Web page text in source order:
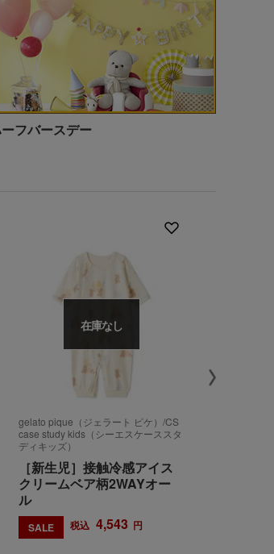
フバースデー
在庫なし
gelato pique（ジェラート ピケ）/CS
case study kids（シーエスケーススタ
ディキッズ）
［新生児］接触冷感アイス
クリームベア柄2WAYオー
ル
SALE 税込 4,543 円